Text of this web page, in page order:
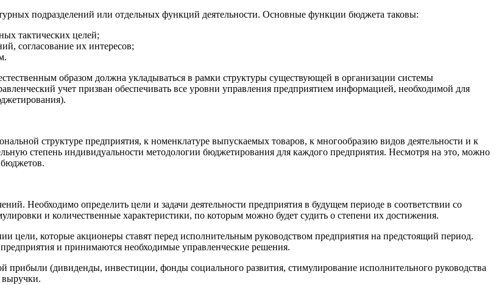
подразделений или отдельных функций деятельности. Основные функции бюджета таковы:
тактических целей;
согласование их интересов;
образом должна укладываться в рамки структуры существующей в организации системы
учет призван обеспечивать все уровни управления предприятием информацией, необходимой для
структуре предприятия, к номенклатуре выпускаемых товаров, к многообразию видов деятельности и к
степень индивидуальности методологии бюджетирования для каждого предприятия. Несмотря на это, можно
Необходимо определить цели и задачи деятельности предприятия в будущем периоде в соответствии со
и количественные характеристики, по которым можно будет судить о степени их достижения.
цели, которые акционеры ставят перед исполнительным руководством предприятия на предстоящий период.
и принимаются необходимые управленческие решения.
прибыли (дивиденды, инвестиции, фонды социального развития, стимулирование исполнительного руководства
выручки.